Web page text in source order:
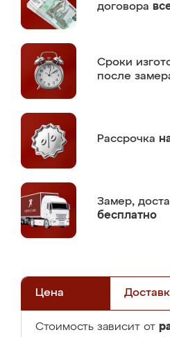
договора
Сроки
после
Рассрочка
Замер,
бесплатно
Цена
Стоимость зависит от